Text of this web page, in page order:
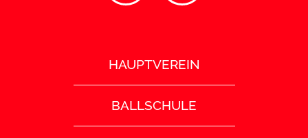
HAUPTVEREIN
BALLSCHULE